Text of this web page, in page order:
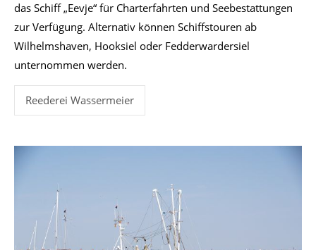
das Schiff „Eevje“ für Charterfahrten und Seebestattungen
zur Verfügung. Alternativ können Schiffstouren ab
Wilhelmshaven, Hooksiel oder Fedderwardersiel
unternommen werden.
Reederei Wassermeier